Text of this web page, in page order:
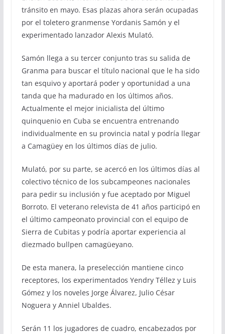
tránsito en mayo. Esas plazas ahora serán ocupadas
por el toletero granmense Yordanis Samón y el
experimentado lanzador Alexis Mulató.
Samón llega a su tercer conjunto tras su salida de
Granma para buscar el título nacional que le ha sido
tan esquivo y aportará poder y oportunidad a una
tanda que ha madurado en los últimos años.
Actualmente el mejor inicialista del último
quinquenio en Cuba se encuentra entrenando
individualmente en su provincia natal y podría llegar
a Camagüey en los últimos días de julio.
Mulató, por su parte, se acercó en los últimos días al
colectivo técnico de los subcampeones nacionales
para pedir su inclusión y fue aceptado por Miguel
Borroto. El veterano relevista de 41 años participó en
el último campeonato provincial con el equipo de
Sierra de Cubitas y podría aportar experiencia al
diezmado bullpen camagüeyano.
De esta manera, la preselección mantiene cinco
receptores, los experimentados Yendry Téllez y Luis
Gómez y los noveles Jorge Álvarez, Julio César
Noguera y Anniel Ubaldes.
Serán 11 los jugadores de cuadro, encabezados por